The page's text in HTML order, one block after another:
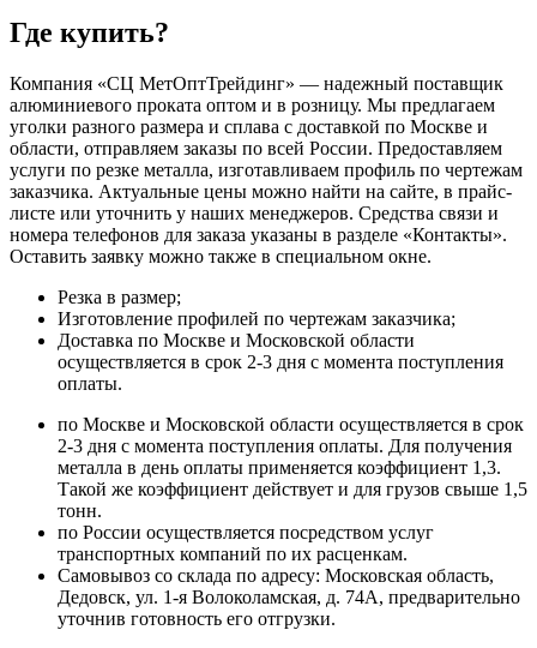
Где купить?
Компания «СЦ МетОптТрейдинг» — надежный поставщик
алюминиевого проката оптом и в розницу. Мы предлагаем
уголки разного размера и сплава с доставкой по Москве и
области, отправляем заказы по всей России. Предоставляем
услуги по резке металла, изготавливаем профиль по чертежам
заказчика. Актуальные цены можно найти на сайте, в прайс-
листе или уточнить у наших менеджеров. Средства связи и
номера телефонов для заказа указаны в разделе «Контакты».
Оставить заявку можно также в специальном окне.
Резка в размер;
Изготовление профилей по чертежам заказчика;
Доставка по Москве и Московской области
осуществляется в срок 2-3 дня с момента поступления
оплаты.
по Москве и Московской области осуществляется в срок
2-3 дня с момента поступления оплаты. Для получения
металла в день оплаты применяется коэффициент 1,3.
Такой же коэффициент действует и для грузов свыше 1,5
тонн.
по России осуществляется посредством услуг
транспортных компаний по их расценкам.
Самовывоз со склада по адресу: Московская область,
Дедовск, ул. 1-я Волоколамская, д. 74А, предварительно
уточнив готовность его отгрузки.